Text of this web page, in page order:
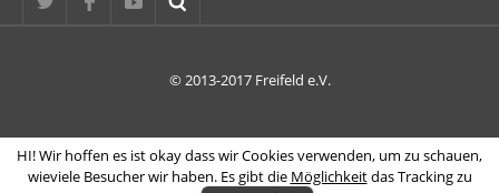
© 2013-2017 Freifeld e.V.
HI! Wir hoffen es ist okay dass wir Cookies verwenden, um zu schauen,
wieviele Besucher wir haben. Es gibt die Möglichkeitdas Tracking zu